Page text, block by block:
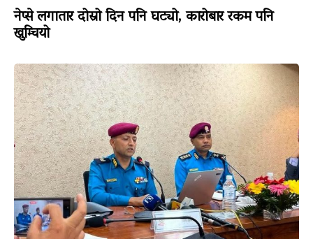
नेप्से लगातार दोस्रो दिन पनि घट्यो, कारोबार रकम पनि
खुम्चियो